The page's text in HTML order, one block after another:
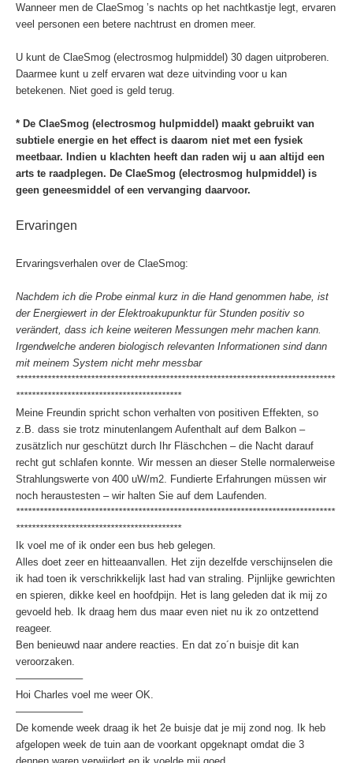
Wanneer men de ClaeSmog ’s nachts op het nachtkastje legt, ervaren
veel personen een betere nachtrust en dromen meer.
U kunt de ClaeSmog (electrosmog hulpmiddel) 30 dagen uitproberen.
Daarmee kunt u zelf ervaren wat deze uitvinding voor u kan
betekenen. Niet goed is geld terug.
* De ClaeSmog (electrosmog hulpmiddel) maakt gebruikt van
subtiele energie en het effect is daarom niet met een fysiek
meetbaar. Indien u klachten heeft dan raden wij u aan altijd een
arts te raadplegen. De ClaeSmog (electrosmog hulpmiddel) is
geen geneesmiddel of een vervanging daarvoor.
Ervaringen
Ervaringsverhalen over de ClaeSmog:
Nachdem ich die Probe einmal kurz in die Hand genommen habe, ist
der Energiewert in der Elektroakupunktur für Stunden positiv so
verändert, dass ich keine weiteren Messungen mehr machen kann.
Irgendwelche anderen biologisch relevanten Informationen sind dann
mit meinem System nicht mehr messbar
*********************************************************************************
******************************************
Meine Freundin spricht schon verhalten von positiven Effekten, so
z.B. dass sie trotz minutenlangem Aufenthalt auf dem Balkon –
zusätzlich nur geschützt durch Ihr Fläschchen – die Nacht darauf
recht gut schlafen konnte. Wir messen an dieser Stelle normalerweise
Strahlungswerte von 400 uW/m2. Fundierte Erfahrungen müssen wir
noch heraustesten – wir halten Sie auf dem Laufenden.
*********************************************************************************
******************************************
Ik voel me of ik onder een bus heb gelegen.
Alles doet zeer en hitteaanvallen. Het zijn dezelfde verschijnselen die
ik had toen ik verschrikkelijk last had van straling. Pijnlijke gewrichten
en spieren, dikke keel en hoofdpijn. Het is lang geleden dat ik mij zo
gevoeld heb. Ik draag hem dus maar even niet nu ik zo ontzettend
reageer.
Ben benieuwd naar andere reacties. En dat zo´n buisje dit kan
veroorzaken.
——————–
Hoi Charles voel me weer OK.
——————–
De komende week draag ik het 2e buisje dat je mij zond nog. Ik heb
afgelopen week de tuin aan de voorkant opgeknapt omdat die 3